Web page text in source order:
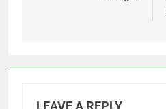
LEAVE A REPLY